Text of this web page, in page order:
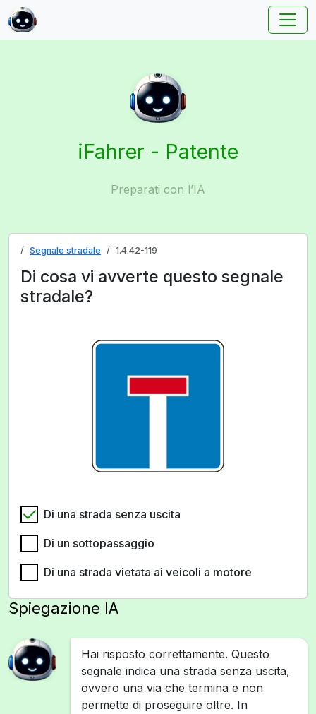
iFahrer - Patente
Preparati con l’IA
Segnale stradale 1.4.42-119
Di cosa vi avverte questo segnale
stradale?
Di una strada senza uscita
Di un sottopassaggio
Di una strada vietata ai veicoli a motore
Spiegazione IA
Hai risposto correttamente. Questo
segnale indica una strada senza uscita,
ovvero una via che termina e non
permette di proseguire oltre. In